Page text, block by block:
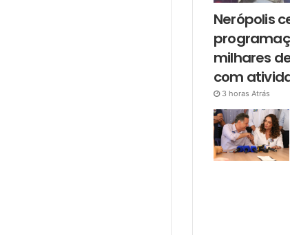
Nerópolis
milhares
com
3 horas Atrás